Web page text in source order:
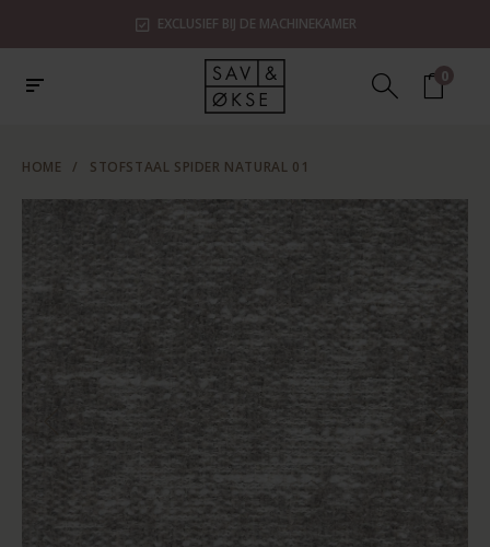
EXCLUSIEF BIJ DE MACHINEKAMER
0
HOME / STOFSTAAL SPIDER NATURAL 01